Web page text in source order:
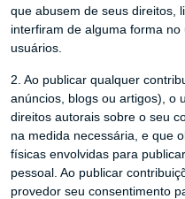
que abusem de seus direitos,
interfiram de alguma forma
usuários.
2. Ao publicar qualquer
anúncios, blogs ou artigos), o
direitos autorais sobre o seu
na medida necessária, e que
físicas envolvidas para
pessoal. Ao publicar
provedor seu consentimento